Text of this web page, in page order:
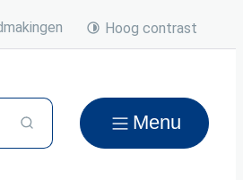
Hoog contrast
Zoeken Menu